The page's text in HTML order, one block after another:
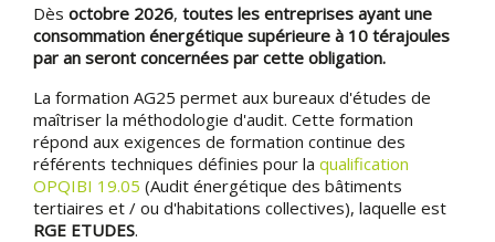
Dès octobre 2026, toutes les entreprises ayant une
consommation énergétique supérieure à 10 térajoules
par an seront concernées par cette obligation.
La formation AG25 permet aux bureaux d'études de
maîtriser la méthodologie d'audit. Cette formation
répond aux exigences de formation continue des
référents techniques définies pour la qualification
OPQIBI 19.05 (Audit énergétique des bâtiments
tertiaires et / ou d'habitations collectives), laquelle est
RGE ETUDES.